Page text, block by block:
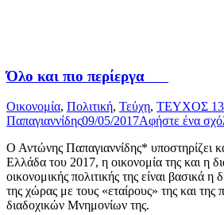
Όλο και πιο περίεργα
Οικονομία, Πολιτική, Τεύχη, ΤΕΥΧΟΣ 13
Παπαγιαννίδης09/05/2017Αφήστε ένα
Ο Αντώνης Παπαγιαννίδης* υποστηρίζει
Ελλάδα του 2017, η οικονομία της και η
οικονομικής πολιτικής της είναι βασικά η
της χώρας με τους «εταίρους» της και της
διαδοχικών Μνημονίων της.